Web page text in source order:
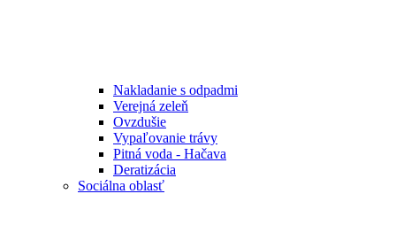
Nakladanie s odpadmi
Verejná zeleň
Ovzdušie
Vypaľovanie trávy
Pitná voda - Hačava
Deratizácia
Sociálna oblasť